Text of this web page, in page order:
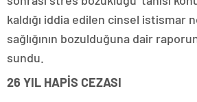
kaldığı iddia edilen cinsel istismar
sağlığının bozulduğuna dair
sundu.
26 YIL HAPİS CEZASI